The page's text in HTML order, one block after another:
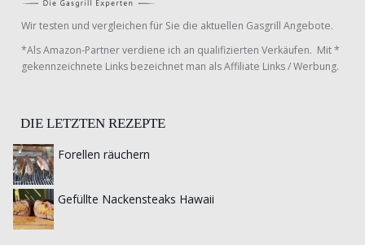
Wir testen und vergleichen für Sie die aktuellen Gasgrill Angebote.
*Als Amazon-Partner verdiene ich an qualifizierten Verkäufen. Mit *
gekennzeichnete Links bezeichnet man als Affiliate Links / Werbung.
DIE LETZTEN REZEPTE
Forellen räuchern
Gefüllte Nackensteaks Hawaii